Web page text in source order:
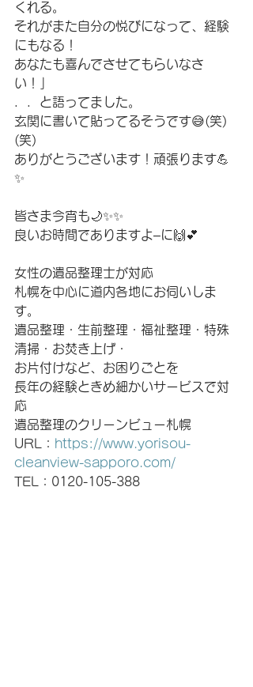
くれる。
それがまた自分の悦びになって、経験
にもなる！
あなたも喜んでさせてもらいなさ
い！」
．．と語ってました。
玄関に書いて貼ってるそうです😅(笑)
(笑)
ありがとうございます！頑張ります💪
✨
皆さま今宵も🌙✨✨
良いお時間でありますよ–に🙌💕
女性の遺品整理士が対応
札幌を中心に道内各地にお伺いしま
す。
遺品整理・生前整理・福祉整理・特殊
清掃・お焚き上げ・
お片付けなど、お困りごとを
長年の経験ときめ細かいサービスで対
応
遺品整理のクリーンビュー札幌
URL： https://www.yorisou-
cleanview-sapporo.com/
TEL：0120-105-388